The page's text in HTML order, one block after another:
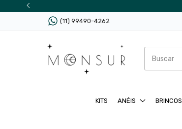
(11) 99490-4262
KITS ANÉIS BRINCOS